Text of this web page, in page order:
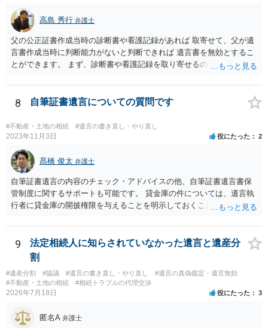
高島 秀行 弁護士
父の公正証書作成当時の診断書や看護記録があれば 取寄せて、父が遺
言書作成当時に判断能力がないと判断できれば 遺言書を無効とするこ
とができます。 まず、診断書や看護記録を取り寄せるのが重要となり
いと思います。
8 自筆証書遺言についての質問です
#不動産・土地の相続 #遺言の書き直し・やり直し
2023年11月3日 役にたった 2
髙橋 俊太 弁護士
自筆証書遺言の内容のチェック・アドバイスの他、自筆証書遺言書保
管制度に関するサポートも可能です。 貸金庫の件については、遺言執
行者に貸金庫の開披権限を与えることを明示しておくことでクリアで
9
法定相続人に知らされていなかった遺言と遺産分
割
#遺産分割 #協議 #遺言の書き直し・やり直し
#遺言の真偽鑑定・遺言無効
#不動産・土地の相続
#相続トラブルの代理交渉
2026年7月18日 役にたった 3
匿名A 弁護士